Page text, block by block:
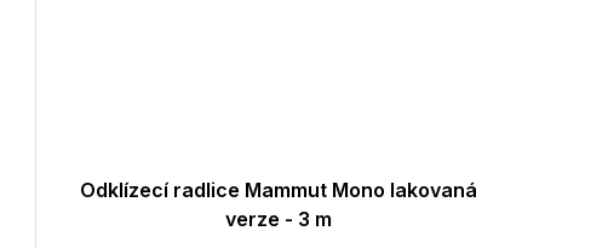
Odklízecí radlice Mammut Mono lakovaná
verze - 3 m